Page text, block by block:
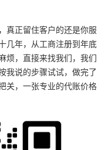
真正留住客户的还是你服
几年，从工商注册到年底
烦，直接来找我们，我们
我说的步骤试试，做完了
关，一张专业的代账价格